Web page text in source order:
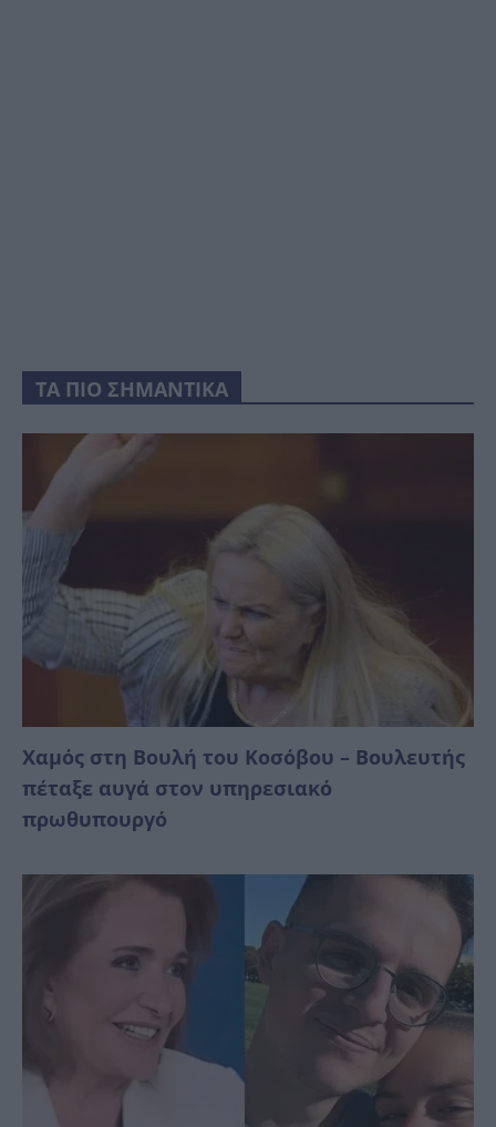
ΤΑ ΠΙΟ ΣΗΜΑΝΤΙΚΑ
Χαμός στη Βουλή του Κοσόβου – Βουλευτής
πέταξε αυγά στον υπηρεσιακό
πρωθυπουργό